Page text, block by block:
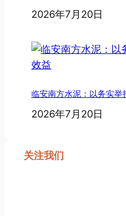
2026年7月20日
临安南方水泥：以务实举
2026年7月20日
关注我们